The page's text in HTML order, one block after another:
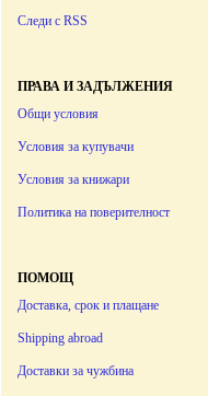
Следи с RSS
ПРАВА И ЗАДЪЛЖЕНИЯ
Общи условия
Условия за купувачи
Условия за книжари
Политика на поверителност
ПОМОЩ
Доставка, срок и плащане
Shipping abroad
Доставки за чужбина